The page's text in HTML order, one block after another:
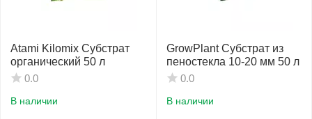
Atami Kilomix Cубстрат
органический 50 л
0.0
В наличии
GrowPlant Субстрат из
пеностекла 10-20 мм 50 л
0.0
В наличии